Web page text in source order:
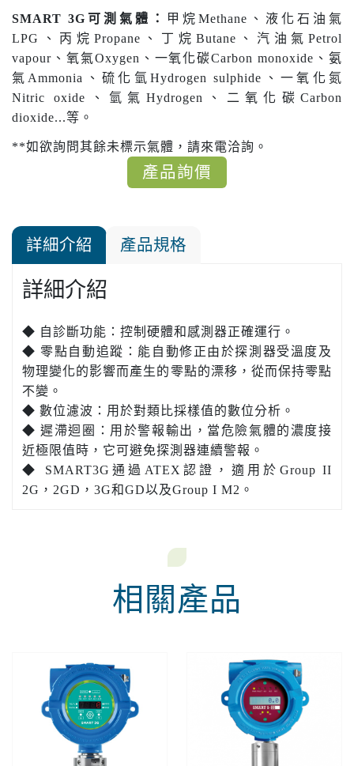
SMART 3G可測氣體：
甲烷Methane、液化石油氣
LPG、丙烷Propane、丁烷Butane、汽油氣Petrol
vapour、氧氣Oxygen、一氧化碳Carbon monoxide、氨
氣Ammonia、硫化氫Hydrogen sulphide、一氧化氮
Nitric oxide、氫氣Hydrogen、二氧化碳Carbon
dioxide...等。
**如欲詢問其餘未標示氣體，請來電洽詢。
產品詢價
詳細介紹 產品規格
詳細介紹
◆ 自診斷功能：控制硬體和感測器正確運行。
◆ 零點自動追蹤：能自動修正由於探測器受溫度及
物理變化的影響而產生的零點的漂移，從而保持零點
不變。
◆ 數位濾波：用於對類比採樣值的數位分析。
◆ 遲滯迴圈：用於警報輸出，當危險氣體的濃度接
近極限值時，它可避免探測器連續警報。
◆ SMART3G通過ATEX認證，適用於Group II
2G，2GD，3G和GD以及Group I M2。
相關產品